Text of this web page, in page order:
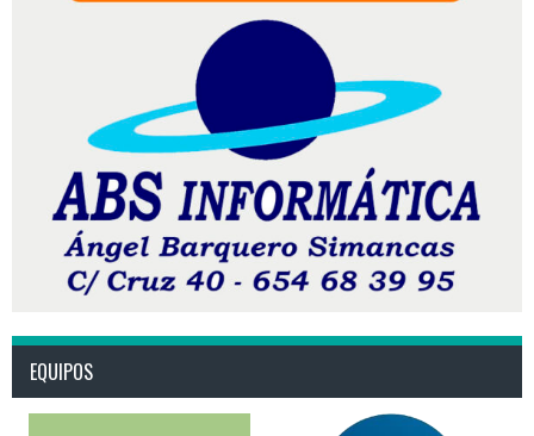
EQUIPOS